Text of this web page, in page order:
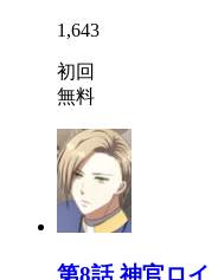
1,643
初回
無料
第8話 神官ロイ